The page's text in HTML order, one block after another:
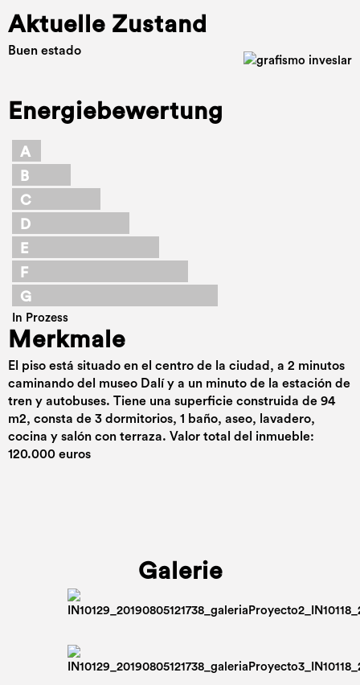
Aktuelle Zustand
Buen estado
Energiebewertung
A
B
C
D
E
F
G
In Prozess
Merkmale
El piso está situado en el centro de la ciudad, a 2 minutos
caminando del museo Dalí y a un minuto de la estación de
tren y autobuses. Tiene una superficie construida de 94
m2, consta de 3 dormitorios, 1 baño, aseo, lavadero,
cocina y salón con terraza. Valor total del inmueble:
120.000 euros
Galerie